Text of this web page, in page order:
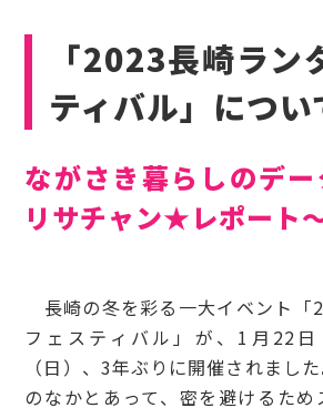
「2023長崎ラン
ティバル」につい
ながさき暮らしのデ
リサチャン★レポート
長崎の冬を彩る一大イベント「
フェスティバル」が、1月22
（日）、3年ぶりに開催されまし
のなかとあって、密を避けるた